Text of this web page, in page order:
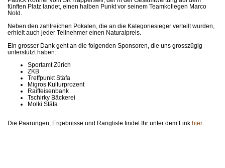
fünften Platz landet, einen halben Punkt vor seinem Teamkollegen Marco
Nold.
Neben den zahlreichen Pokalen, die an die Kategoriesieger verteilt wurden,
erhielt auch jeder Teilnehmer einen Naturalpreis.
Ein grosser Dank geht an die folgenden Sponsoren, die uns grosszügig
unterstützt haben:
Sportamt Zürich
ZKB
Treffpunkt Stäfa
Migros Kulturprozent
Raiffeisenbank
Tschirky Bäckerei
Molki Stäfa
Die Paarungen, Ergebnisse und Rangliste findet Ihr unter dem Link hier.